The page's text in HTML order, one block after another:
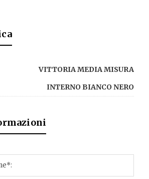
VITTORIA MEDIA MISURA
INTERNO BIANCO NERO